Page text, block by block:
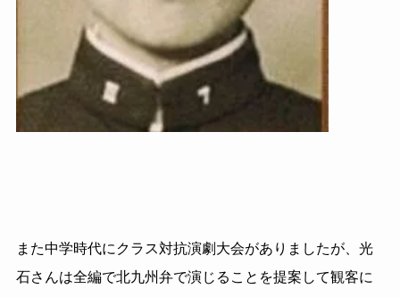
また中学時代にクラス対抗演劇大会がありましたが、光
石さんは全編で北九州弁で演じることを提案して観客に